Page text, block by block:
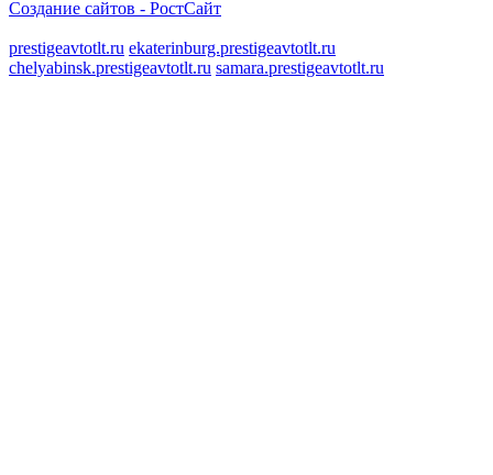
Создание сайтов - РостСайт
prestigeavtotlt.ru ekaterinburg.prestigeavtotlt.ru
chelyabinsk.prestigeavtotlt.ru samara.prestigeavtotlt.ru